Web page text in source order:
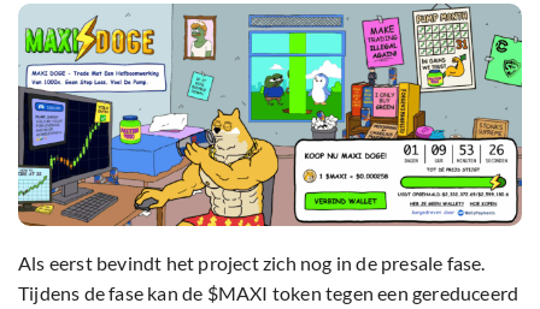
Als eerst bevindt het project zich nog in de presale fase.
Tijdens de fase kan de $MAXI token tegen een gereduceerd